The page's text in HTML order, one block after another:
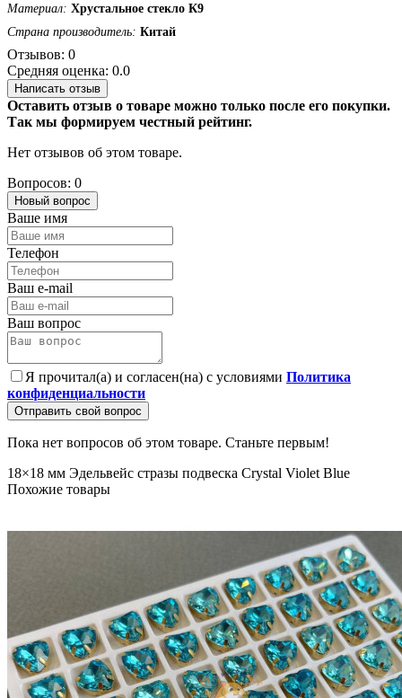
Материал: Хрустальное стекло К9
Страна производитель: Китай
Отзывов: 0
Средняя оценка: 0.0
Написать отзыв
Оставить отзыв о товаре можно только после его покупки.
Так мы формируем честный рейтинг.
Нет отзывов об этом товаре.
Вопросов: 0
Новый вопрос
Ваше имя
Телефон
Ваш e-mail
Ваш вопрос
Я прочитал(а) и согласен(на) с условиями Политика
конфиденциальности
Отправить свой вопрос
Пока нет вопросов об этом товаре. Станьте первым!
18×18 мм Эдельвейс стразы подвеска Crystal Violet Blue
Похожие товары